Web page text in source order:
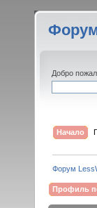
Добро
Начало
Форум
Профиль